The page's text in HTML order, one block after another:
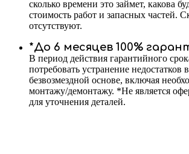
сколько времени это займет, какова
стоимость работ и запасных частей.
отсутствуют.
*До 6 месяцев 100%
В период действия гарантийного
потребовать устранение недостатков
безвозмездной основе, включая
монтажу/демонтажу. *Не является
для уточнения деталей.